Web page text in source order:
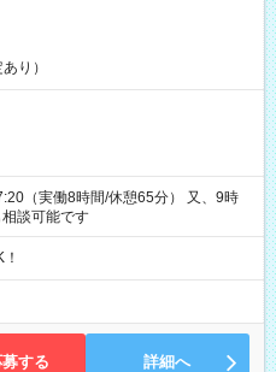
り）
（実働8時間/休憩65分） 又、9時
談可能です
募する 詳細へ